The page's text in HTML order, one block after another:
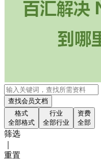
查找会员文档
格式
全部格式
行业
全部行业
资费
全部
筛选
重置